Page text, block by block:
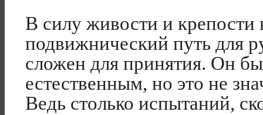
В силу живости и крепости
подвижнический путь для
сложен для принятия. Он
естественным, но это не
Ведь столько испытаний,